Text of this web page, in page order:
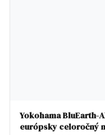
Yokohama BluEarth-
európsky celoročný